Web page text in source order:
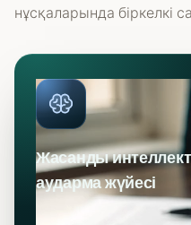
нұсқаларында біркелкі
Жасанды интеллект
аударма жүйесі